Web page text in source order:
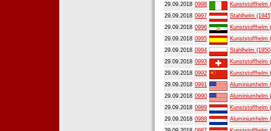
29.09.2018 0998
Kunststoffhelm
29.09.2018 0997
Stahlhelm
29.09.2018 0996
Kunststoffhelm
29.09.2018 0995
Kunststoffhelm
29.09.2018 0994
Stahlhelm
29.09.2018 0993
Kunststoffhelm
29.09.2018 0992
Kunststoffhelm
29.09.2018 0991
Aluminiumhelm
29.09.2018 0990
Aluminiumhelm
29.09.2018 0989
Kunststoffhelm
29.09.2018 0988
Aluminiumhelm